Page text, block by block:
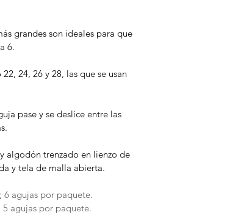
grandes son ideales para que
6.
24, 26 y 28, las que se usan
pase y se deslice entre las
algodón trenzado en lienzo de
y tela de malla abierta.
agujas por paquete.
agujas por paquete.